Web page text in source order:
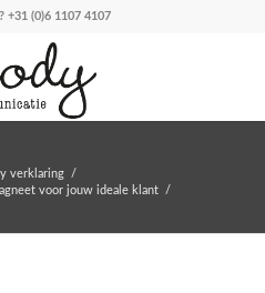
+31 (0)6 1107 4107
verklaring
/
voor jouw ideale klant
/